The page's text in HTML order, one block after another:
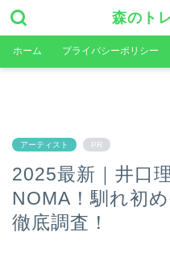
森のト
ホーム プライバシーポリシー
アーティスト PR
2025最新｜井口
NOMA！馴れ初
徹底調査！